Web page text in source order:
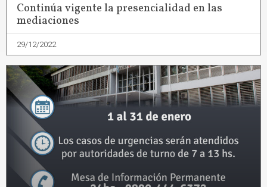
Continúa vigente la presencialidad en las
mediaciones
29/12/2022